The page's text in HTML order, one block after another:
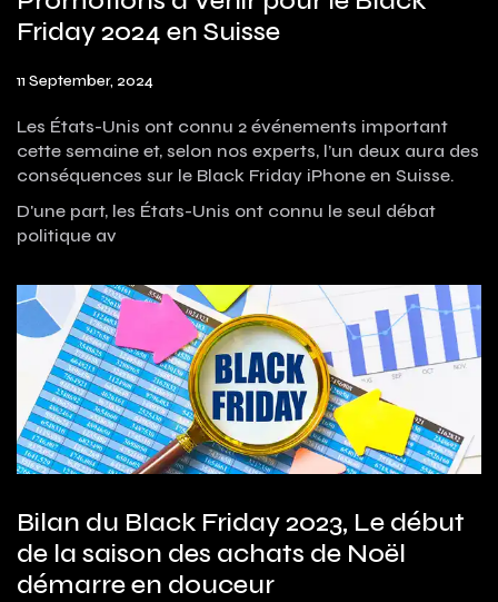
Friday 2024 en Suisse
11 September, 2024
Les États-Unis ont connu 2 événements important
cette semaine et, selon nos experts, l’un deux aura des
conséquences sur le Black Friday iPhone en Suisse.
D'une part, les États-Unis ont connu le seul débat
politique av
Bilan du Black Friday 2023, Le début
de la saison des achats de Noël
démarre en douceur